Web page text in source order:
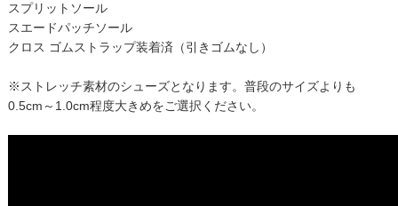
スプリットソール
スエードパッチソール
クロス ゴムストラップ装着済（引きゴムなし）
※ストレッチ素材のシューズとなります。普段のサイズよりも
0.5cm～1.0cm程度大きめをご選択ください。